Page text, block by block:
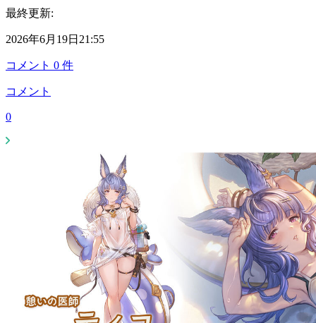
最終更新:
2026年6月19日21:55
コメント 0 件
コメント
0